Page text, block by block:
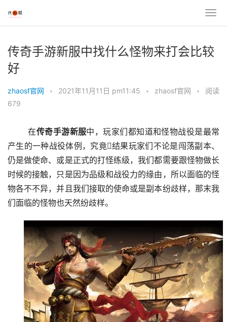
传奇手游新服中找什么怪物来打会比较
好
zhaosf官网 • 2021年11月11日 pm11:45 • zhaosf官网 •
阅读
679
	在
传奇手游新服中，玩家们都知道和怪物战役是最常
产生的一种战役体例，究竟结果玩家们不论是闯荡副本、
仍是做使命、或是正式的打怪练级，我们都需要跟怪物做长
时候的接触，只是因为品级和战役力的缘由，所以面临的怪
物各不不异，并且我们接取的使命或是副本纷歧样，那末我
们面临的怪物也天然纷歧样。